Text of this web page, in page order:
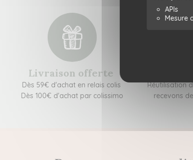
APIs
Mesure
Livraison offerte
Dès 59€ d'achat en relais colis
Dès 100€ d'achat par colissimo
Réutilisation
recevons